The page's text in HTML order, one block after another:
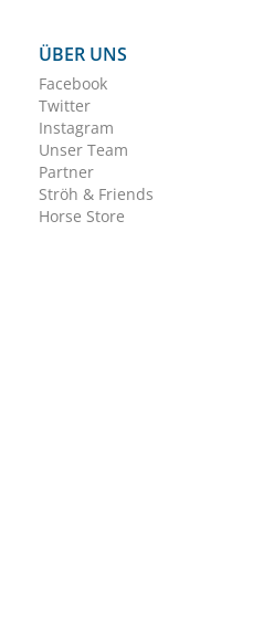
ÜBER UNS
Facebook
Twitter
Instagram
Unser Team
Partner
Ströh & Friends
Horse Store